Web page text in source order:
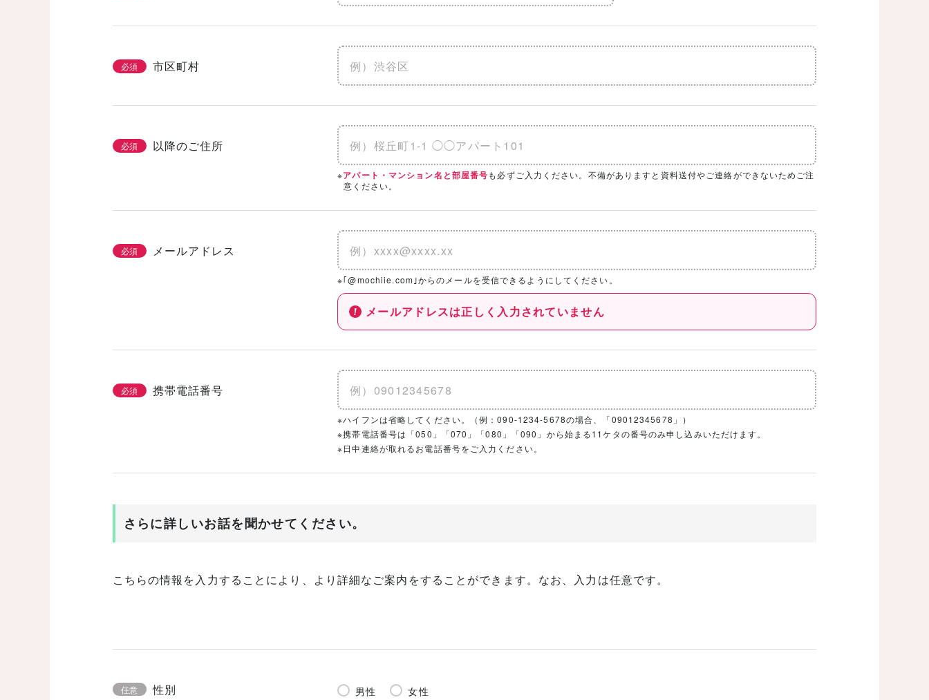
必須 市区町村
必須 以降のご住所
※アパート・マンション名と部屋番号も必ずご入力ください。不備がありますと資料送付やご連絡ができないためご注
意ください。
必須 メールアドレス
※｢@mochiie.com｣からのメールを受信できるようにしてください。
メールアドレスは正しく入力されていません
必須 携帯電話番号
※ハイフンは省略してください。（例：090-1234-5678の場合、「09012345678」）
※携帯電話番号は「050」「070」「080」「090」から始まる11ケタの番号のみ申し込みいただけます。
※日中連絡が取れるお電話番号をご入力ください。
さらに詳しいお話を聞かせてください。
こちらの情報を入力することにより、より詳細なご案内をすることができます。なお、入力は任意です。
任意 性別 男性 女性